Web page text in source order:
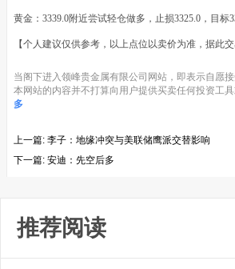
黄金：3339.0附近尝试轻仓做多，止损3325.0，目标
【个人建议仅供参考，以上点位以卖价为准，据此交
当阁下进入领峰贵金属有限公司网站，即表示自愿接
本网站的内容并不打算向用户提供买卖任何投资工
多
上一篇: 李子：地缘冲突与美联储鹰派交替影响
下一篇: 安迪：先空后多
推荐阅读